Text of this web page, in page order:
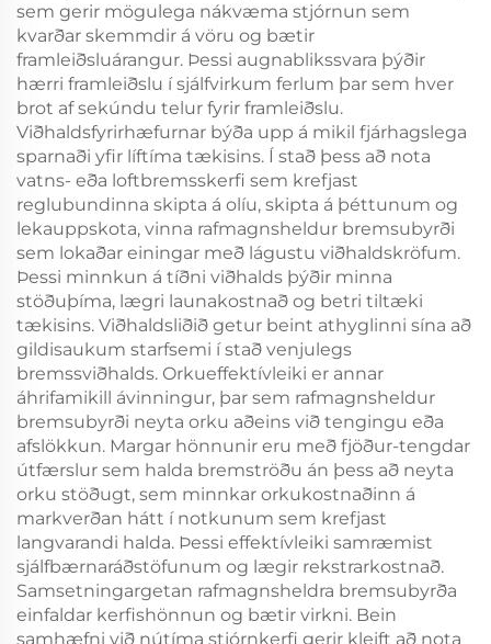
sem gerir mögulega nákvæma stjórnun sem
kvarðar skemmdir á vöru og bætir
framleiðsluárangur. Þessi augnablikssvara þýðir
hærri framleiðslu í sjálfvirkum ferlum þar sem hver
brot af sekúndu telur fyrir framleiðslu.
Viðhaldsfyrirhæfurnar býða upp á mikil fjárhagslega
sparnaði yfir líftíma tækisins. Í stað þess að nota
vatns- eða loftbremsskerfi sem krefjast
reglubundinna skipta á olíu, skipta á þéttunum og
lekauppskota, vinna rafmagnsheldur bremsubyrði
sem lokaðar einingar með lágustu viðhaldskröfum.
Þessi minnkun á tíðni viðhalds þýðir minna
stöðuþíma, lægri launakostnað og betri tiltæki
tækisins. Viðhaldsliðið getur beint athyglinni sína að
gildisaukum starfsemi í stað venjulegs
bremssviðhalds. Orkueffektívleiki er annar
áhrifamikill ávinningur, þar sem rafmagnsheldur
bremsubyrði neyta orku aðeins við tengingu eða
afslökkun. Margar hönnunir eru með fjöður-tengdar
útfærslur sem halda bremströðu án þess að neyta
orku stöðugt, sem minnkar orkukostnaðinn á
markverðan hátt í notkunum sem krefjast
langvarandi halda. Þessi effektívleiki samræmist
sjálfbærnaráðstöfunum og lægir rekstrarkostnað.
Samsetningargetan rafmagnsheldra bremsubyrða
einfaldar kerfishönnun og bætir virkni. Bein
samhæfni við nútíma stjórnkerfi gerir kleift að nota